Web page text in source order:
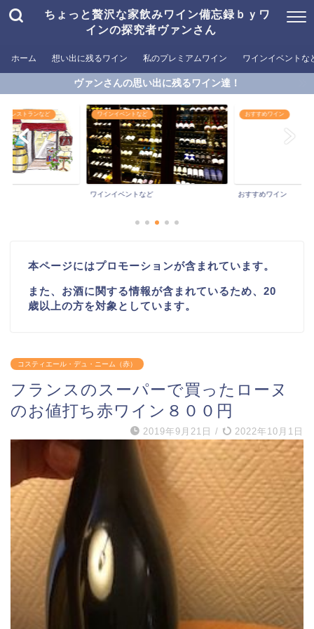
ちょっと贅沢な家飲みワイン備忘録ｂｙワ
インの探究者ヴァンさん
ホーム 想い出に残るワイン 私のプレミアムワイン ワインイベントな
ヴァンさんの思い出に残るワイン達！
るレストランなど ワインイベントなど
ワインイベントなど
おすすめワイン
おすすめワイン
本ページにはプロモーションが含まれています。
また、お酒に関する情報が含まれているため、20
歳以上の方を対象としています。
コスティエール・デュ・ニーム（赤）
フランスのスーパーで買ったローヌ
のお値打ち赤ワイン８００円
2019年9月21日 / 2022年10月1日